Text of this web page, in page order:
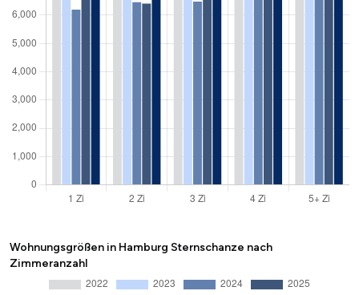
Wohnungsgrößen in Hamburg Sternschanze nach
Zimmeranzahl